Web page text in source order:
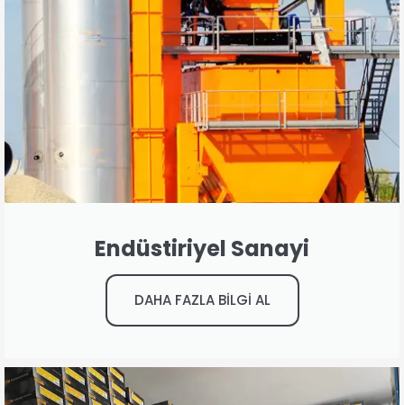
Endüstiriyel Sanayi
DAHA FAZLA BİLGİ AL